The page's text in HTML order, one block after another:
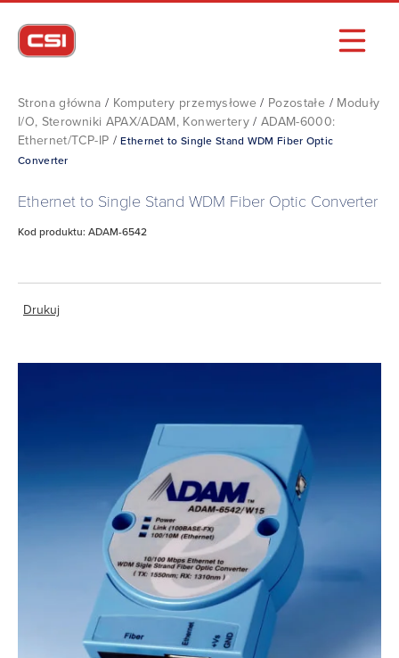
Strona główna / Komputery przemysłowe / Pozostałe / Moduły
I/O, Sterowniki APAX/ADAM, Konwertery/ADAM-6000:
Ethernet/TCP-IP /Ethernet to Single Stand WDM Fiber Optic
Converter
Ethernet to Single Stand WDM Fiber Optic Converter
Kod produktu: ADAM-6542
Drukuj